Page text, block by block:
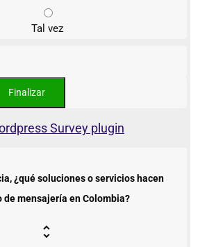
Tal vez
Survey plugin
¿qué soluciones o servicios hacen
de mensajería en Colombia?